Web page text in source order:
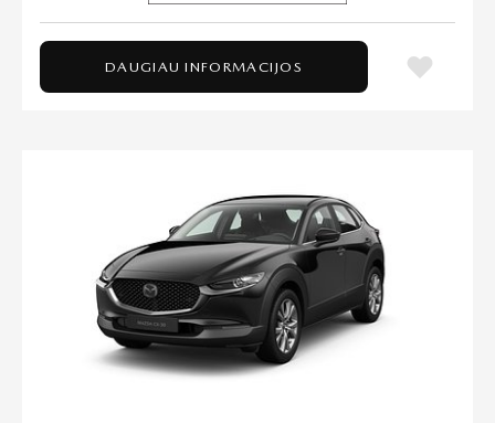
DAUGIAU INFORMACIJOS